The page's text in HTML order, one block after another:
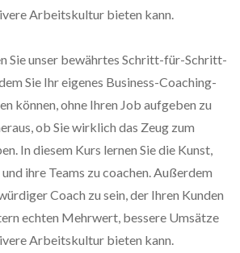
Arbeitskultur bieten kann.
Sie unser bewährtes Schritt-für-Schritt-
Sie Ihr eigenes Business-Coaching-
können, ohne Ihren Job aufgeben zu
ob Sie wirklich das Zeug zum
In diesem Kurs lernen Sie die Kunst,
ihre Teams zu coachen. Außerdem
Coach zu sein, der Ihren Kunden
echten Mehrwert, bessere Umsätze
Arbeitskultur bieten kann.